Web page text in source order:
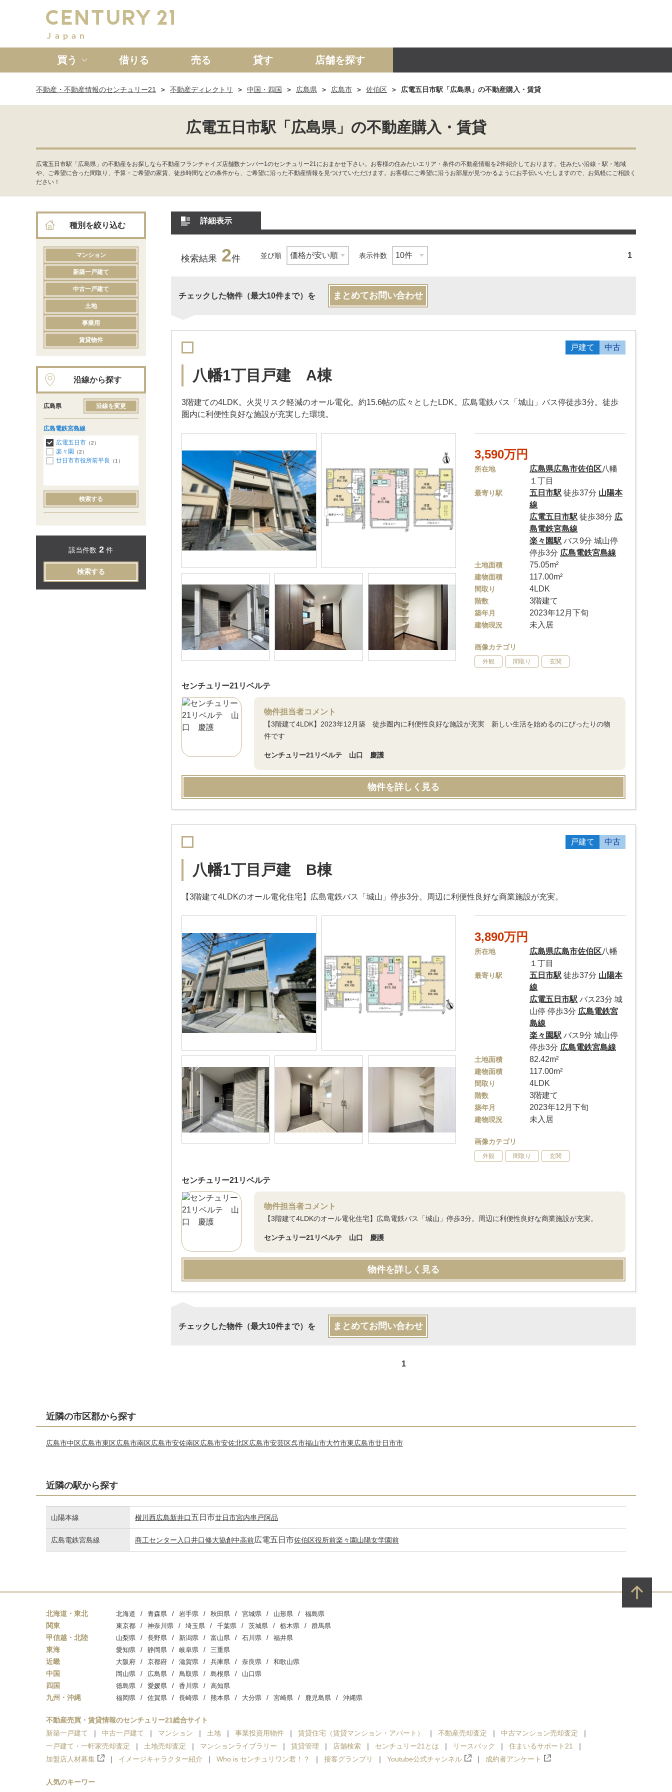
買う
新築一戸建て 中古一戸建て マンション 土地 事業投資用
借りる 売る 貸す 店舗を探す
不動産・不動産情報のセンチュリー21 不動産ディレクトリ 中国・四国 広島県 広島市 佐伯区 広電五日市駅「広島県」の不動産購入・賃貸
広電五日市駅「広島県」の不動産購入・賃貸
広電五日市駅「広島県」の不動産をお探しなら不動産フランチャイズ店舗数ナンバー1のセンチュリー21におまかせ下さい。お客様の住みたいエリア・条件の不動産情報を2件紹介しております。住みたい沿線・駅・地域
や、ご希望に合った間取り、予算・ご希望の家賃、徒歩時間などの条件から、ご希望に沿った不動産情報を見つけていただけます。お客様にご希望に沿うお部屋が見つかるようにお手伝いいたしますので、お気軽にご相談く
ださい！
詳細表示
検索結果 2件 並び順 表示件数 1
チェックした物件（最大10件まで）を まとめてお問い合わせ
戸建て 中古
八幡1丁目戸建 A棟
3階建ての4LDK。火災リスク軽減のオール電化。約15.6帖の広々としたLDK。広島電鉄バス「城山」バス停徒歩3分。徒歩
圏内に利便性良好な施設が充実した環境。
3,590万円
所在地 広島県広島市佐伯区八幡
１丁目
最寄り駅 五日市駅 徒歩37分 山陽本
線
広電五日市駅 徒歩38分 広
島電鉄宮島線
楽々園駅 バス9分 城山停
停歩3分 広島電鉄宮島線
土地面積 75.05m²
建物面積 117.00m²
間取り 4LDK
階数 3階建て
築年月 2023年12月下旬
建物現況 未入居
画像カテゴリ
外観 間取り 玄関
センチュリー21リベルテ
物件担当者コメント
【3階建て4LDK】2023年12月築 徒歩圏内に利便性良好な施設が充実 新しい生活を始めるのにぴったりの物
件です
センチュリー21リベルテ 山口 慶護
物件を詳しく見る
戸建て 中古
八幡1丁目戸建 B棟
【3階建て4LDKのオール電化住宅】広島電鉄バス「城山」停歩3分。周辺に利便性良好な商業施設が充実。
3,890万円
所在地 広島県広島市佐伯区八幡
１丁目
最寄り駅 五日市駅 徒歩37分 山陽本
線
広電五日市駅 バス23分 城
山停 停歩3分 広島電鉄宮
島線
楽々園駅 バス9分 城山停
停歩3分 広島電鉄宮島線
土地面積 82.42m²
建物面積 117.00m²
間取り 4LDK
階数 3階建て
築年月 2023年12月下旬
建物現況 未入居
画像カテゴリ
外観 間取り 玄関
センチュリー21リベルテ
物件担当者コメント
【3階建て4LDKのオール電化住宅】広島電鉄バス「城山」停歩3分。周辺に利便性良好な商業施設が充実。
センチュリー21リベルテ 山口 慶護
物件を詳しく見る
チェックした物件（最大10件まで）を まとめてお問い合わせ
1
種別を絞り込む
マンション
新築一戸建て
中古一戸建て
土地
事業用
賃貸物件
沿線から探す
広島県 沿線を変更
広島電鉄宮島線
広電五日市 （2）
楽々園 （2）
廿日市市役所前平良 （1）
検索する
該当件数 2 件
検索する
近隣の市区郡から探す
広島市中区広島市東区広島市南区広島市安佐南区広島市安佐北区広島市安芸区呉市福山市大竹市東広島市廿日市市
近隣の駅から探す
山陽本線 横川 西広島新井口五日市廿日市宮内串戸阿品
広島電鉄宮島線 商工センター入口井口修大協創中高前広電五日市佐伯区役所前楽々園山陽女学園前
北海道・東北 北海道 青森県 岩手県 秋田県 宮城県 山形県 福島県
関東 東京都 神奈川県 埼玉県 千葉県 茨城県 栃木県 群馬県
甲信越・北陸 山梨県 長野県 新潟県 富山県 石川県 福井県
東海 愛知県 静岡県 岐阜県 三重県
近畿 大阪府 京都府 滋賀県 兵庫県 奈良県 和歌山県
中国 岡山県 広島県 鳥取県 島根県 山口県
四国 徳島県 愛媛県 香川県 高知県
九州・沖縄 福岡県 佐賀県 長崎県 熊本県 大分県 宮崎県 鹿児島県 沖縄県
不動産売買・賃貸情報のセンチュリー21総合サイト
新築一戸建て
中古一戸建て マンション 土地 事業投資用物件 賃貸住宅（賃貸マンション・アパート） 不動産売却査定
中古マンション売却査定
一戸建て・一軒家売却査定
土地売却査定 マンションライブラリー 賃貸管理 店舗検索 センチュリー21とは リースバック
住まいるサポート21
加盟店人材募集
イメージキャラクター紹介 Who is センチュリワン君！？ 接客グランプリ Youtube公式チャンネル 成約者アンケート
人気のキーワー